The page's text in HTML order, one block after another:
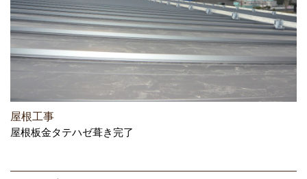
屋根工事
屋根板金タテハゼ葺き完了